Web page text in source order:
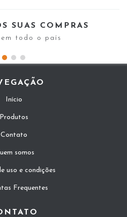
SUAS COMPRAS
todo o país
Início
Produtos
Contato
somos
uso e condições
Frequentes